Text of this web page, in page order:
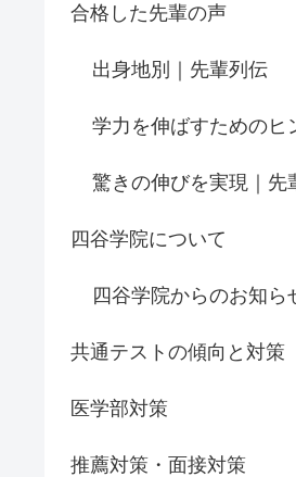
合格した先輩の声
出身地別｜先輩列伝
学力を伸ばすためのヒ
驚きの伸びを実現｜先
四谷学院について
四谷学院からのお知ら
共通テストの傾向と対策
医学部対策
推薦対策・面接対策